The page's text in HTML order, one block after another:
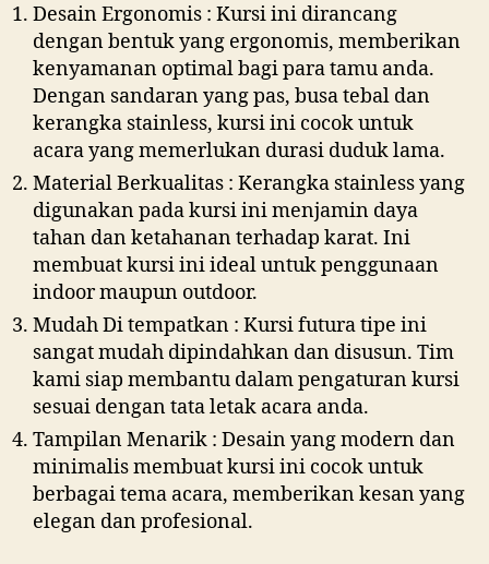
Desain Ergonomis : Kursi ini dirancang
dengan bentuk yang ergonomis, memberikan
kenyamanan optimal bagi para tamu anda.
Dengan sandaran yang pas, busa tebal dan
kerangka stainless, kursi ini cocok untuk
acara yang memerlukan durasi duduk lama.
Material Berkualitas : Kerangka stainless yang
digunakan pada kursi ini menjamin daya
tahan dan ketahanan terhadap karat. Ini
membuat kursi ini ideal untuk penggunaan
indoor maupun outdoor.
Mudah Di tempatkan : Kursi futura tipe ini
sangat mudah dipindahkan dan disusun. Tim
kami siap membantu dalam pengaturan kursi
sesuai dengan tata letak acara anda.
Tampilan Menarik : Desain yang modern dan
minimalis membuat kursi ini cocok untuk
berbagai tema acara, memberikan kesan yang
elegan dan profesional.